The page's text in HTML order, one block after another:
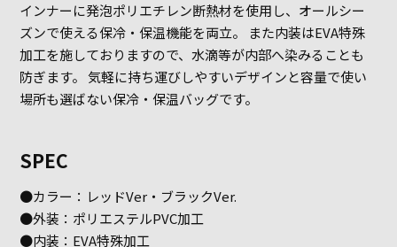
インナーに発泡ポリエチレン断熱材を使用し、オールシー
ズンで使える保冷・保温機能を両立。 また内装はEVA特殊
加工を施しておりますので、水滴等が内部へ染みることも
防ぎます。 気軽に持ち運びしやすいデザインと容量で使い
場所も選ばない保冷・保温バッグです。
SPEC
●カラー：レッドVer・ブラックVer.
●外装：ポリエステルPVC加工
●内装：EVA特殊加工